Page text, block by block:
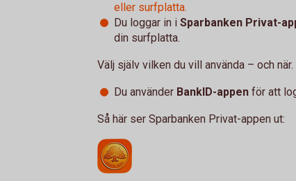
eller surfplatta.
Du loggar in i Sparbanken Privat-
din surfplatta.
Välj själv vilken du vill använda – och när.
Du använder BankID-appen för att
Så här ser Sparbanken Privat-appen ut: